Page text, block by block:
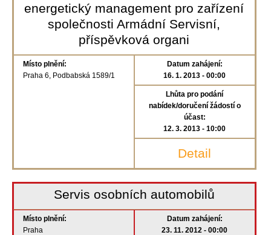
energetický management pro zařízení
společnosti Armádní Servisní,
příspěvková organi
Místo plnění:
Praha 6, Podbabská 1589/1
Datum zahájení:
16. 1. 2013 - 00:00
Lhůta pro podání
nabídek/doručení žádostí o
účast:
12. 3. 2013 - 10:00
Detail
Servis osobních automobilů
Místo plnění:
Praha
Datum zahájení:
23. 11. 2012 - 00:00